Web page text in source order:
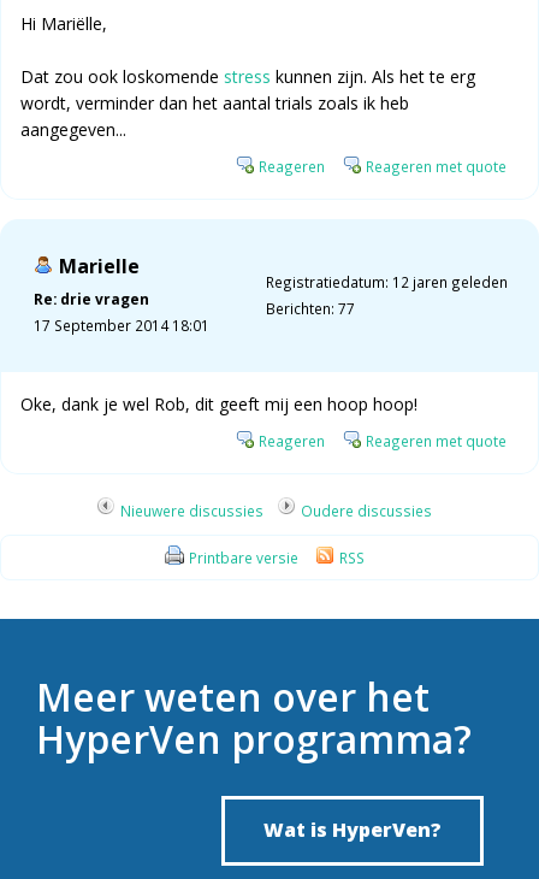
Hi Mariëlle,
Dat zou ook loskomende stress kunnen zijn. Als het te erg
wordt, verminder dan het aantal trials zoals ik heb
aangegeven...
Reageren Reageren met quote
Marielle
Re: drie vragen
17 September 2014 18:01
Registratiedatum: 12 jaren geleden
Berichten: 77
Oke, dank je wel Rob, dit geeft mij een hoop hoop!
Reageren Reageren met quote
Nieuwere discussies Oudere discussies
Printbare versie RSS
Meer weten over het
HyperVen programma?
Wat is HyperVen?